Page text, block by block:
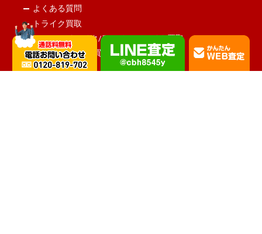
よくある質問
トライク買取
オフロードバイク/アメリカンバイク買取
4輪バギー＆ATV買取
旧車買取